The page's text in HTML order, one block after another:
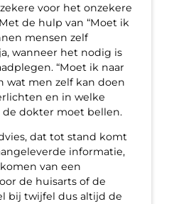
voor het onzekere
de hulp van “Moet ik
mensen zelf
wanneer het nodig is
“Moet ik naar
wat men zelf kan doen
en in welke
dokter moet bellen.
dat tot stand komt
informatie,
van een
de huisarts of de
bij twijfel dus altijd de